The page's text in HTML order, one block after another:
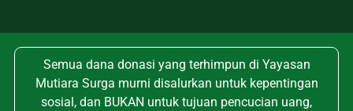
Semua dana donasi yang terhimpun di Yayasan
Mutiara Surga murni disalurkan untuk kepentingan
sosial, dan BUKAN untuk tujuan pencucian uang,